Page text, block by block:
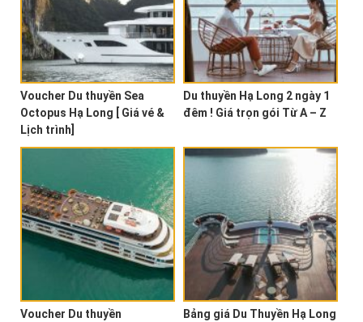
Voucher Du thuyền Sea
Octopus Hạ Long [ Giá vé &
Lịch trình]
Du thuyền Hạ Long 2 ngày 1
đêm ! Giá trọn gói Từ A – Z
Voucher Du thuyền
Bảng giá Du Thuyền Hạ Long